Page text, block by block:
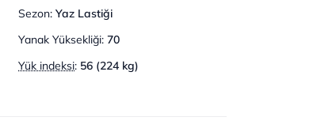
Sezon: Yaz Lastiği
Yanak Yüksekliği: 70
Yük indeksi: 56 (224 kg)